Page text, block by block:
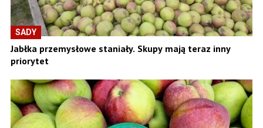
SADY
Jabłka przemysłowe staniały. Skupy mają teraz inny
priorytet